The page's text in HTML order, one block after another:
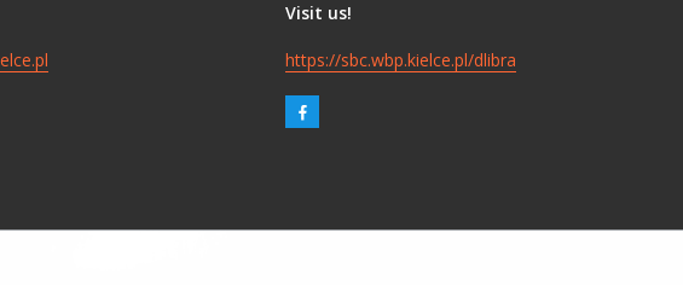
Visit us!
https://sbc.wbp.kielce.pl/dlibra